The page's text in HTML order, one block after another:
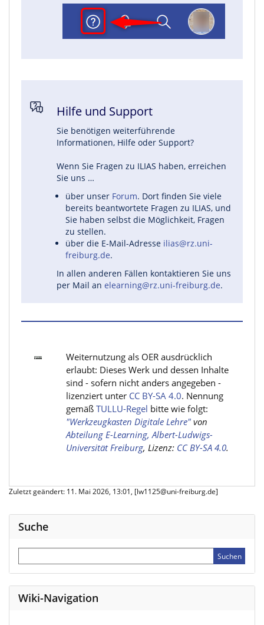
Hilfe und Support
Sie benötigen weiterführende
Informationen, Hilfe oder Support?
Wenn Sie Fragen zu ILIAS haben, erreichen
Sie uns …
über unser Forum. Dort finden Sie viele
bereits beantwortete Fragen zu ILIAS, und
Sie haben selbst die Möglichkeit, Fragen
zu stellen.
über die E-Mail-Adresse ilias@rz.uni-
freiburg.de.
In allen anderen Fällen kontaktieren Sie uns
per Mail an elearning@rz.uni-freiburg.de.
Weiternutzung als OER ausdrücklich
erlaubt: Dieses Werk und dessen Inhalte
sind - sofern nicht anders angegeben -
lizenziert unter CC BY-SA 4.0. Nennung
gemäßTULLU-Regel bitte wie folgt:
"Werkzeugkasten Digitale Lehre"von
Abteilung E-Learning, Albert-Ludwigs-
Universität Freiburg, Lizenz: CC BY-SA 4.0.
Zuletzt geändert: 11. Mai 2026, 13:01, [lw1125@uni-freiburg.de]
Suche
Wiki-Navigation